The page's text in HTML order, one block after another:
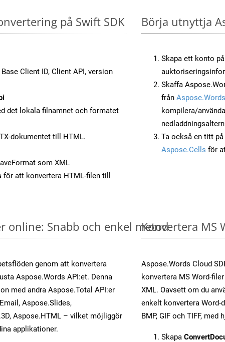
på Swift SDK
Client ID, Client API, version
det lokala filnamnet och formatet
dokumentet till HTML.
som XML
för att konvertera HTML-filen till
Börja utnyttja
Skapa ett konto på
Skaffa
från
kompilera/
Ta också en titt på
Aspose.Cells för
online: Snabb och enkel metod
genom att konvertera
Aspose.Words API:et. Denna
med andra Aspose.Total API:er
Aspose.Slides,
Aspose.HTML – vilket möjliggör
applikationer.
Konvertera MS
Aspose.Words Cloud
konvertera MS Word-
XML. Oavsett om du
enkelt konvertera Word-
BMP, GIF och TIFF,
Skapa